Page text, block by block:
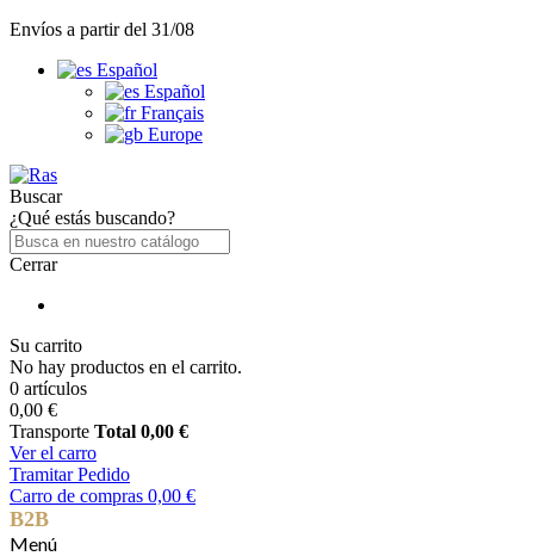
Envíos a partir del 31/08
Español
Español
Français
Europe
Buscar
¿Qué estás buscando?
Cerrar
Su carrito
No hay productos en el carrito.
0 artículos
0,00 €
Transporte Total 0,00 €
Ver el carro
Tramitar Pedido
Carro de compras 0,00 €
B2B
Menú